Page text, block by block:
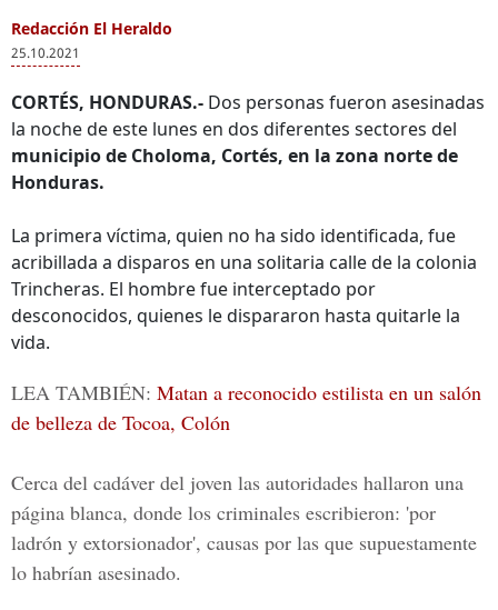
Redacción El Heraldo
25.10.2021
CORTÉS, HONDURAS.- Dos personas fueron asesinadas
la noche de este lunes en dos diferentes sectores del
municipio de Choloma, Cortés, en la zona norte de
Honduras.
La primera víctima, quien no ha sido identificada, fue
acribillada a disparos en una solitaria calle de la colonia
Trincheras. El hombre fue interceptado por
desconocidos, quienes le dispararon hasta quitarle la
vida.
LEA TAMBIÉN: Matan a reconocido estilista en un salón
de belleza de Tocoa, Colón
Cerca del cadáver del joven las autoridades hallaron una
página blanca, donde los criminales escribieron: 'por
ladrón y extorsionador', causas por las que supuestamente
lo habrían asesinado.